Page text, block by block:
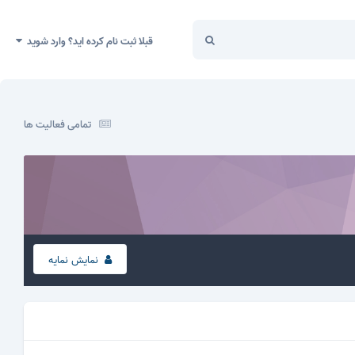
قبلا ثبت نام کرده اید؟ وارد شوید
تمامی فعالیت ها
نمایش نمایه